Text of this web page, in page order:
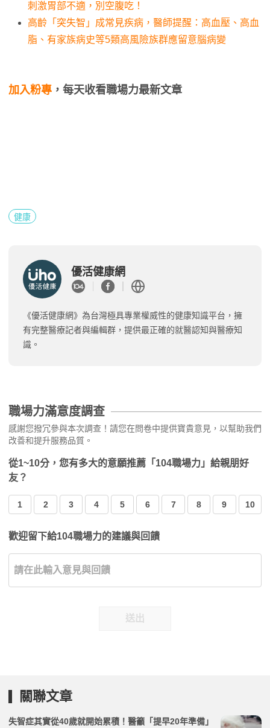
刺激胃部不適，別空腹吃！
高齡「突失智」成常見疾病，醫師提醒：高血壓、高血
脂、有家族病史等5類高風險族群應留意腦病變
加入粉專 ，每天收看職場力最新文章
健康
優活健康網
《優活健康網》為台灣極具專業權威性的健康知識平台，擁
有完整醫療記者與編輯群，提供最正確的就醫認知與醫療知
識。
職場力滿意度調查
感謝您撥冗參與本次調查！請您在問卷中提供寶貴意見，以幫助我們
改善和提升服務品質。
從1~10分，您有多大的意願推薦「104職場力」給親朋好
友？
1 2 3 4 5 6 7 8 9 10
歡迎留下給104職場力的建議與回饋
送出
關聯文章
失智症其實從40歲就開始累積！醫籲「提早20年準備」